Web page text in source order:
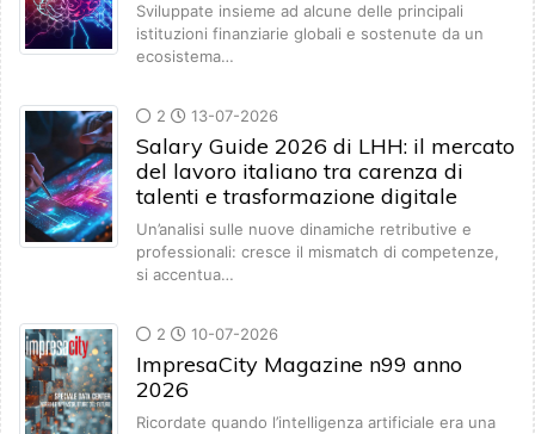
Sviluppate insieme ad alcune delle principali
istituzioni finanziarie globali e sostenute da un
ecosistema…
2 13-07-2026
Salary Guide 2026 di LHH: il mercato
del lavoro italiano tra carenza di
talenti e trasformazione digitale
Un’analisi sulle nuove dinamiche retributive e
professionali: cresce il mismatch di competenze,
si accentua…
2 10-07-2026
ImpresaCity Magazine n99 anno
2026
Ricordate quando l’intelligenza artificiale era una